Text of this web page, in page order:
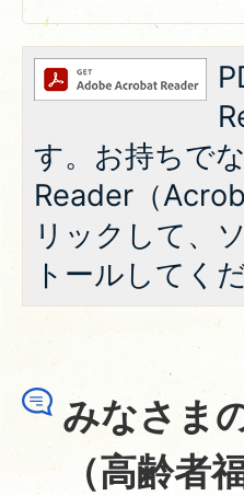
す。お持ちで
Reader（
リックして、
トールしてく
みなさま
（高齢者